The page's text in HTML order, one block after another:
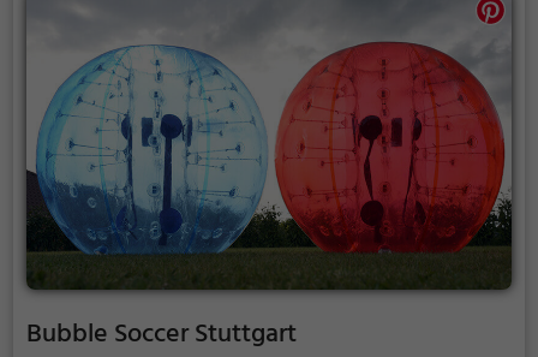
Bubble Soccer Stuttgart